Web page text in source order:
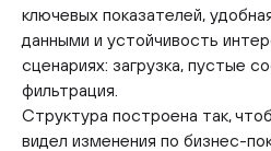
ключевых показателей,
данными и устойчивость
сценариях: загрузка, пустые
фильтрация.
Структура построена так,
видел изменения по бизнес-